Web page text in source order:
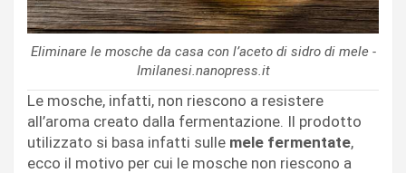
Eliminare le mosche da casa con l’aceto di sidro di mele -
Imilanesi.nanopress.it
Le mosche, infatti, non riescono a resistere
all’aroma creato dalla fermentazione. Il prodotto
utilizzato si basa infatti sulle mele fermentate,
ecco il motivo per cui le mosche non riescono a